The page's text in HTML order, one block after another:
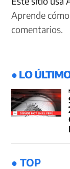
Aprende
comentarios.
● LO
● TOP